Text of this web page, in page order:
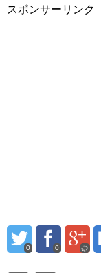
スポンサーリンク
0 0